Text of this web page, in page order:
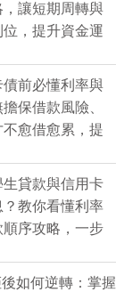
讓短期周轉與
，提升資金運
債前必懂利率與
保借款風險、
愈借愈累，提
生貸款與信用卡
教你看懂利率
序攻略，一步
如何逆轉：掌握